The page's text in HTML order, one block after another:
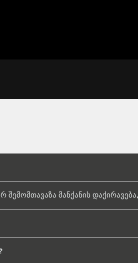
მანქანის